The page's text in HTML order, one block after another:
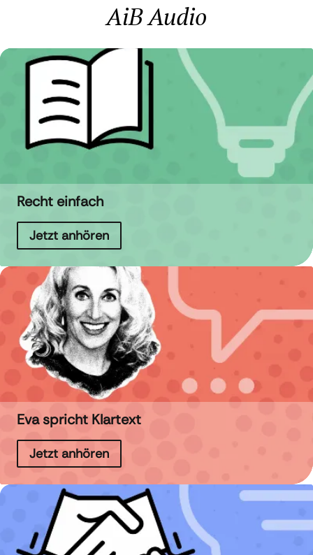
AiB Audio
Recht einfach
Jetzt anhören
Eva spricht Klartext
Jetzt anhören